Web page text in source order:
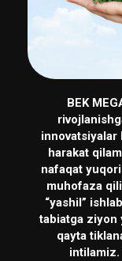
BEK
innovatsiyalar
harakat
nafaqat
muhofaza
“yashil”
tabiatga ziyon
qayta